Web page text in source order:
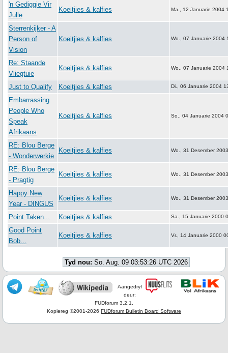
'n Gediggie Vir
Julle
Koeitjies & kalfies Ma., 12 Januarie 2004
Sterrenkijker - A
Person of
Vision
Koeitjies & kalfies Wo., 07 Januarie 2004
Re: Staande
Vliegtuie
Koeitjies & kalfies Wo., 07 Januarie 2004
Just to Qualify Koeitjies & kalfies Di., 06 Januarie 2004
Embarrassing
People Who
Speak
Afrikaans
Koeitjies & kalfies So., 04 Januarie 2004
RE: Blou Berge
- Wonderwerkie
Koeitjies & kalfies Wo., 31 Desember
RE: Blou Berge
- Pragtig
Koeitjies & kalfies Wo., 31 Desember
Happy New
Year - DINGUS
Koeitjies & kalfies Wo., 31 Desember
Point Taken... Koeitjies & kalfies Sa., 15 Januarie 2000
Good Point
Bob...
Koeitjies & kalfies Vr., 14 Januarie 2000
Tyd nou: So. Aug. 09 03:53:26 UTC 2026
Aangedryf
deur:
FUDforum 3.2.1.
Kopiereg ©2001-2026 FUDforum Bulletin Board Software